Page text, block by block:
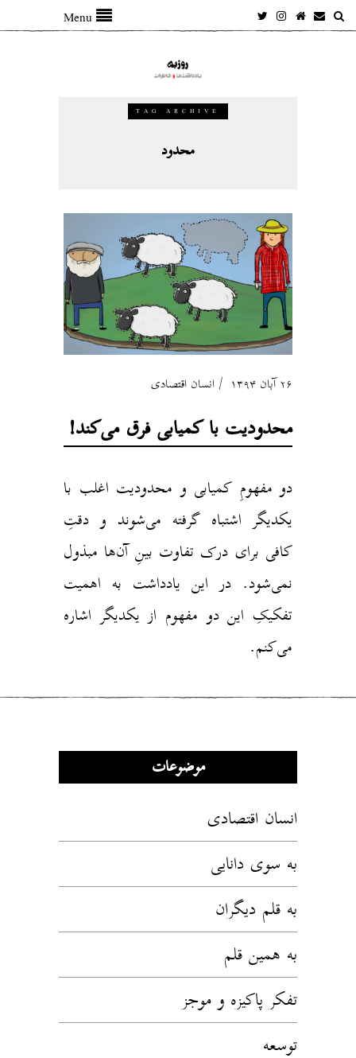
Menu
TAG ARCHIVE
محدود
۲۶ آبان ۱۳۹۴ انسان اقتصادی
محدودیت با کمیابی فرق می‌کند!
دو مفهومِ کمیابی و محدودیت اغلب با
یکدیگر اشتباه گرفته می‌شوند و دقتِ
کافی برای درک تفاوت بینِ آن‌ها مبذول
نمی‌شود. در این یادداشت به اهمیت
تفکیکِ این دو مفهوم از یکدیگر اشاره
می‌کنم.
موضوعات
انسان اقتصادی
به سوی دانایی
به قلم دیگران
به همین قلم
تفکر پاکیزه و موجز
توسعه